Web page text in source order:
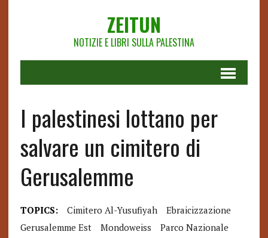
ZEITUN
NOTIZIE E LIBRI SULLA PALESTINA
I palestinesi lottano per
salvare un cimitero di
Gerusalemme
TOPICS: Cimitero Al-Yusufiyah
Ebraicizzazione
Gerusalemme Est
Mondoweiss
Parco Nazionale